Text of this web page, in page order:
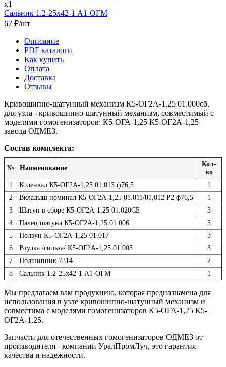
x1
Сальник 1.2-25х42-1 А1-ОГМ
67 ₽/шт
Описание
PDF каталоги
Как купить
Оплата
Доставка
Отзывы
Кривошипно-шатунный механизм К5-ОГ2А-1,25 01.000сб.
для узла - кривошипно-шатунный механизм, совместимый с
моделями гомогенизаторов: К5-ОГА-1,25 К5-ОГ2А-1,25
завода ОДМЕЗ.
Состав комплекта:
№ Наименование
Кол-
во
1
Коленвал К5-ОГ2А-1,25 01.013 ф76,5
1
2
Вкладыш номинал К5-ОГ2А-1,25 01.011/01.012 Р2 ф76,5
1
3
Шатун в сборе К5-ОГ2А-1,25 01.020СБ
3
4
Палец шатуна К5-ОГ2А-1,25 01.006
3
5
Ползун К5-ОГ2А-1,25 01.017
3
6
Втулка /гильза/ К5-ОГ2А-1,25 01.005
3
7
Подшипник 7314
2
8
Сальник 1.2-25х42-1 А1-ОГМ 1
Мы предлагаем вам продукцию, которая предназначена для
использования в узле кривошипно-шатунный механизм и
совместима с моделями гомогенизаторов К5-ОГА-1,25 К5-
ОГ2А-1,25.
Запчасти для отечественных гомогенизаторов ОДМЕЗ от
производителя - компании УралПромЛуч, это гарантия
качества и надежности.